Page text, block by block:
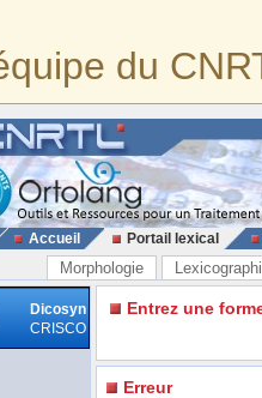
du
Accueil Portail lexical
Morphologie
Dicosyn
CRISCO
Entrez une
Erreur